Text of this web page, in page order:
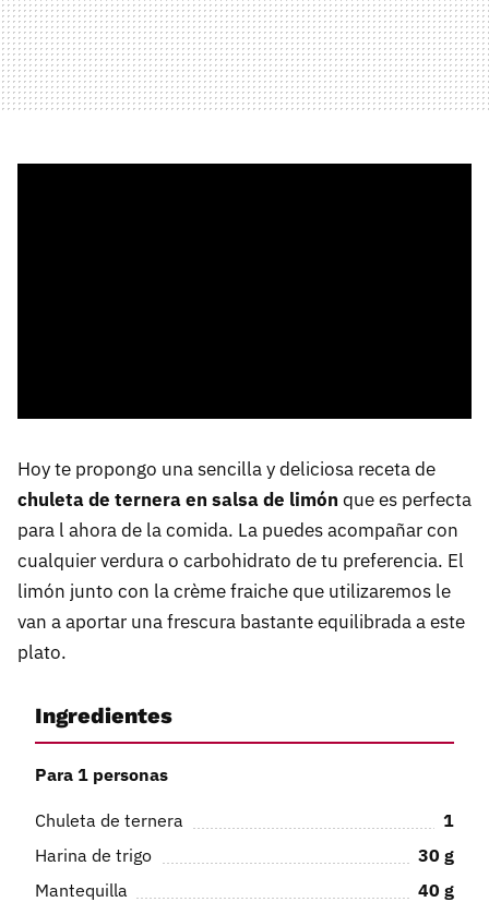
Hoy te propongo una sencilla y deliciosa receta de
chuleta de ternera en salsa de limón que es perfecta
para l ahora de la comida. La puedes acompañar con
cualquier verdura o carbohidrato de tu preferencia. El
limón junto con la crème fraiche que utilizaremos le
van a aportar una frescura bastante equilibrada a este
plato.
Ingredientes
Para 1 personas
Chuleta de ternera
1
Harina de trigo
30 g
Mantequilla
40 g